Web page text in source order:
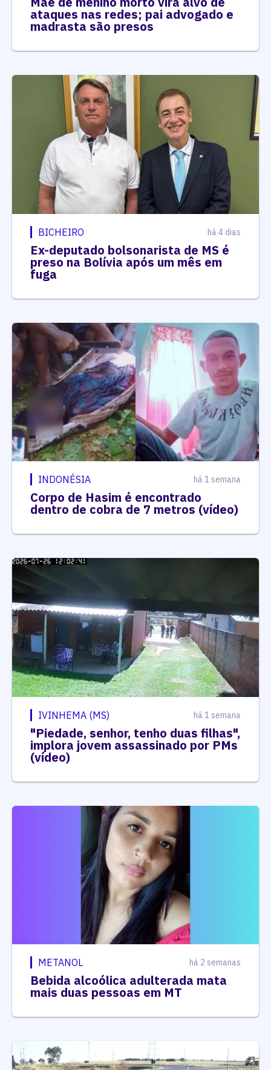
ataques nas redes; pai advogado e
madrasta são presos
BICHEIRO há 4 dias
Ex-deputado bolsonarista de MS é
preso na Bolívia após um mês em
fuga
INDONÉSIA há 1 semana
Corpo de Hasim é encontrado
dentro de cobra de 7 metros (vídeo)
IVINHEMA (MS) há 1 semana
"Piedade, senhor, tenho duas filhas",
implora jovem assassinado por PMs
(vídeo)
METANOL há 2 semanas
Bebida alcoólica adulterada mata
mais duas pessoas em MT